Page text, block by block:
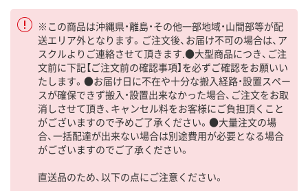
※この商品は沖縄県・離島・その他一部地域・山間部等が配
送エリア外となります。ご注文後、お届け不可の場合は、ア
スクルよりご連絡させて頂きます.●大型商品につき、ご注
文前に下記【ご注文前の確認事項】を必ずご確認をお願いい
たします。●お届け日に不在や十分な搬入経路・設置スペー
スが確保できず搬入・設置出来なかった場合、ご注文をお取
消しさせて頂き、キャンセル料をお客様にご負担頂くこと
がございますので予めご了承ください。●大量注文の場
合、一括配達が出来ない場合は別途費用が必要となる場合
がございますのでご了承ください。
直送品のため、以下の点にご注意ください。